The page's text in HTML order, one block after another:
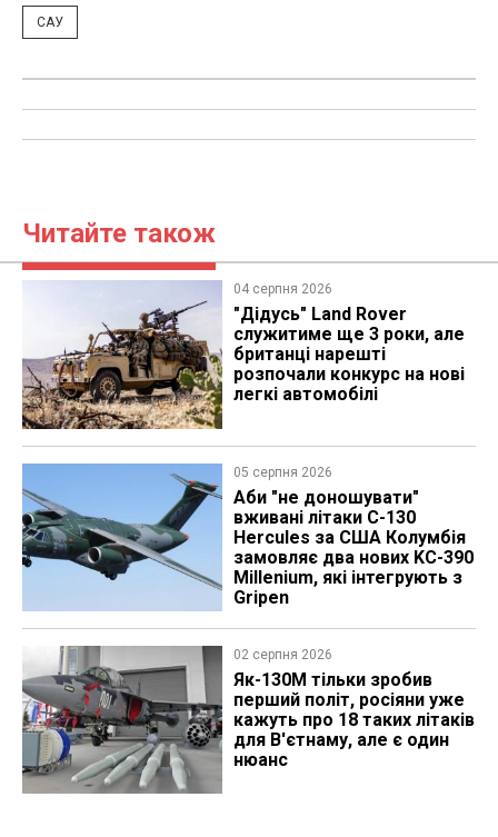
САУ
Читайте також
04 серпня 2026
"Дідусь" Land Rover
служитиме ще 3 роки, але
британці нарешті
розпочали конкурс на нові
легкі автомобілі
05 серпня 2026
Аби "не доношувати"
вживані літаки C-130
Hercules за США Колумбія
замовляє два нових KC-390
Millenium, які інтегрують з
Gripen
02 серпня 2026
Як-130М тільки зробив
перший політ, росіяни уже
кажуть про 18 таких літаків
для В'єтнаму, але є один
нюанс